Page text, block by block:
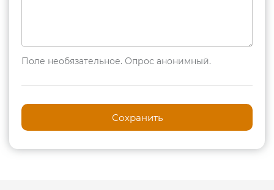
Поле необязательное. Опрос анонимный.
Сохранить